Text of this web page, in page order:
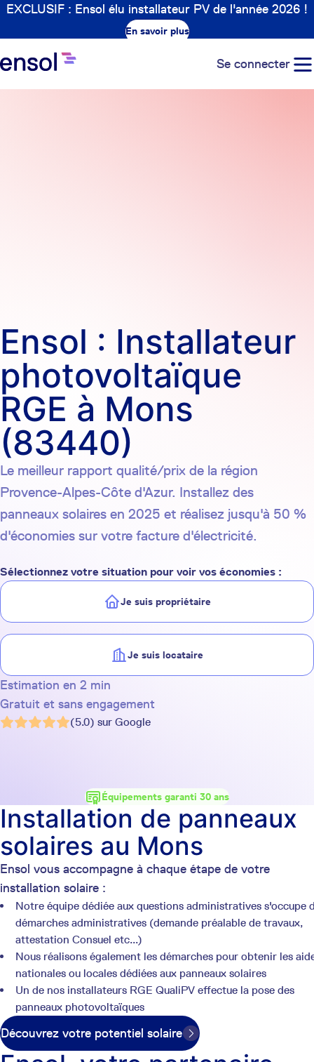
EXCLUSIF : Ensol élu installateur PV de l'année 2026 !
En savoir plus
Se connecter
Ensol : Installateur
photovoltaïque
RGE à Mons
(83440)
Le meilleur rapport qualité/prix de la région
Provence-Alpes-Côte d'Azur. Installez des
panneaux solaires en 2025 et réalisez jusqu'à 50 %
d'économies sur votre facture d'électricité.
Sélectionnez votre situation pour voir vos économies :
Je suis propriétaire
Je suis locataire
Estimation en 2 min
Gratuit et sans engagement
(5.0) sur Google
Équipements garanti 30 ans
Ensol vous accompagne à chaque étape de votre
installation solaire :
Notre équipe dédiée aux questions administratives s'occupe
démarches administratives (demande préalable de travaux,
attestation Consuel etc...)
Nous réalisons également les démarches pour obtenir les
nationales ou locales dédiées aux panneaux solaires
Un de nos installateurs RGE QualiPV effectue la pose des
panneaux photovoltaïques
Découvrez votre potentiel solaire
Installation de panneaux
solaires au Mons